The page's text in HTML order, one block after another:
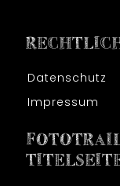
Datenschutz
Impressum